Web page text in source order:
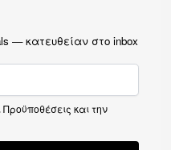
— κατευθείαν στο inbox
Προϋποθέσεις και την